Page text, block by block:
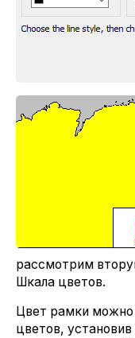
рассмотрим
Шкала цветов.
Цвет рамки можно
цветов,